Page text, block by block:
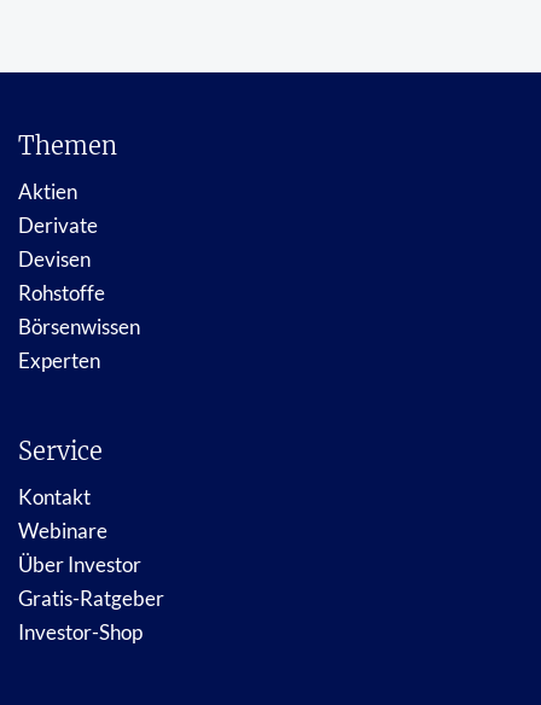
Themen
Aktien
Derivate
Devisen
Rohstoffe
Börsenwissen
Experten
Service
Kontakt
Webinare
Über Investor
Gratis-Ratgeber
Investor-Shop